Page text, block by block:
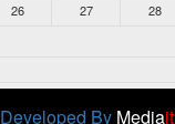
26 27 28
Developed By Mediait